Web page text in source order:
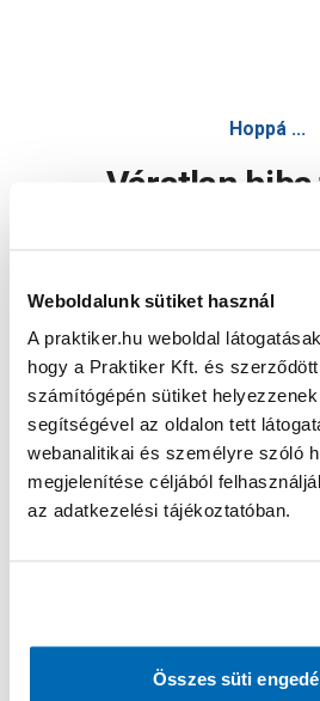
Weboldalunk sütiket használ
A praktiker.hu weboldal
hogy a Praktiker Kft. és
számítógépén sütiket
segítségével az oldalon tett
webanalitikai és személyre szóló
megjelenítése céljából
az adatkezelési tájékoztatóban.
Összes süti
Hoppá ...
Váratlan
Oldal